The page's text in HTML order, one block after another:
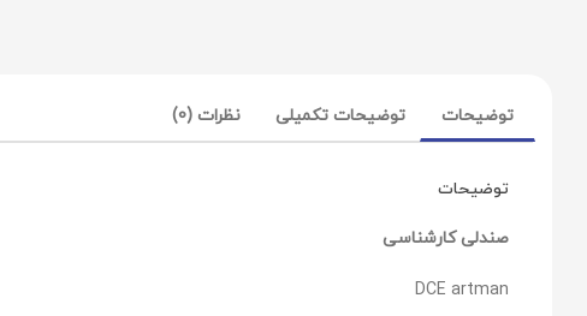
توضیحات توضیحات تکمیلی نظرات (0)
توضیحات
صندلی کارشناسی
DCE artman